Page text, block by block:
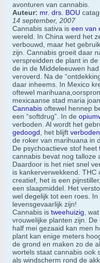
avonturen van cannabis.
Auteur: mr. drs. BOU
14 september, 2007
Cannabis sativa is een van
wereld. In China werd het
verbouwd, maar het
zijn. Cannabis groeit daar
verspreidden de plant in
de in de Middeleeuwen
veroverd. Na de
daar inheems. In Mexico
oftewel
mexicaanse stad maria
Cannabis oftewel hennep
een “softdrug”. In de
verboden. Al wordt het
gedoogd , het blijft verboden
de roker van marihuana in
De psychoactieve stof heet
cannabis bevat nog talloze
Daardoor is het niet snel
is kankerverwekkend. THC
creatief, het is een
een slaapmiddel. Het
wel degelijk tot een roes.
levensgevaarlijk zijn!
Cannabis is tweehuizig ,
vrouwelijke planten zijn.
half mei gezaaid kan men
plant kan enige meters
de grond en maken zo de
wortels staat cannabis ook
als windscherm rond de